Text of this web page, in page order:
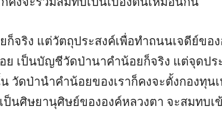
ริง แต่วัตถุประสงค์เพื่อทำถนนเจดีย์ขอ
เป็นบัญชีวัดป่านาคำน้อยก็จริง แต่จุดปร
วัดป่านำคำน้อยของเราก็คงจะตั้งกองทุ
นศิษยานุศิษย์ขององค์หลวงตา จะสมทบเ